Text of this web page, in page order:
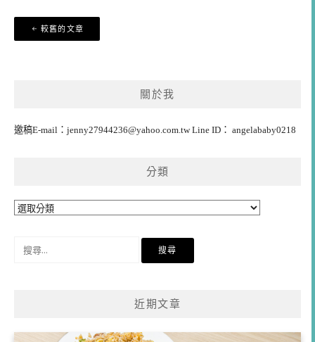
文
章
較舊的文章
關於我
邀稿E-mail： jenny27944236@yahoo.com.twLine ID： angelababy0218
分類
分
近期文章